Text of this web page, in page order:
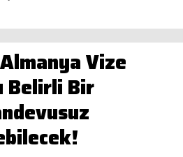
Vize
Belirli Bir